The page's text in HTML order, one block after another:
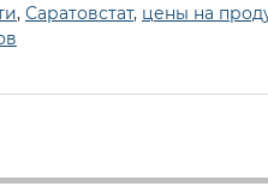
, Саратовстат, цены на